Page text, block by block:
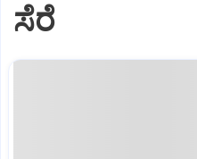
ಸೆರೆ